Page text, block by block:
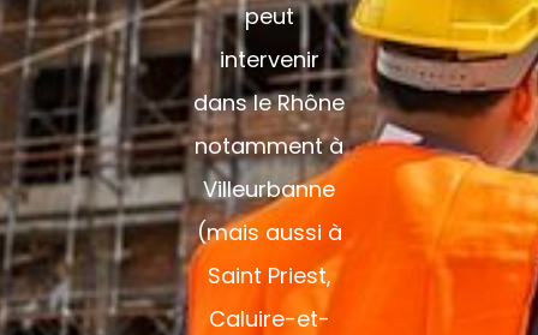
peut
intervenir
dans le Rhône
notamment à
Villeurbanne
(mais aussi à
Saint Priest,
Caluire-et-